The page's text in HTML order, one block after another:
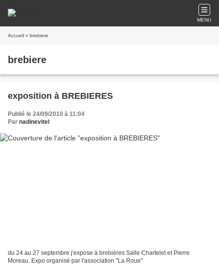
MENU
Accueil » brebiere
brebiere
exposition à BREBIERES
Publié le 24/09/2010 à 11:04
Par nadinevitel
du 24 au 27 septembre j'expose à brebières Salle Chartelet et Pierre
Moreau. Expo organisé par l'association "La Roue"